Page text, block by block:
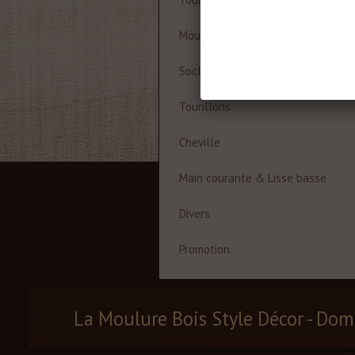
Moulures à cadre
Socles
Tourillons
Cheville
Main courante & Lisse basse
Divers
Promotion
La Moulure Bois Style Décor -